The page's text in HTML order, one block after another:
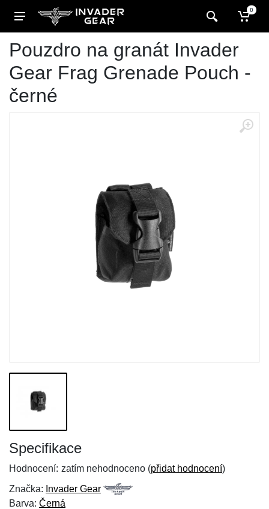
0
Pouzdro na granát Invader
Gear Frag Grenade Pouch -
černé
Specifikace
Hodnocení: zatím nehodnoceno (přidat hodnocení)
Značka: Invader Gear
Barva: Černá